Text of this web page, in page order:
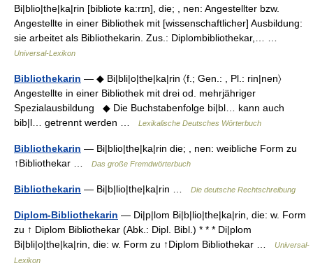
Bi|blio|the|ka|rin [bibliote ka:rɪn], die; , nen: Angestellter bzw.
Angestellte in einer Bibliothek mit [wissenschaftlicher] Ausbildung:
sie arbeitet als Bibliothekarin. Zus.: Diplombibliothekar,… …
Universal-Lexikon
Bibliothekarin — ◆ Bi|bli|o|the|ka|rin 〈f.; Gen.: , Pl.: rin|nen〉
Angestellte in einer Bibliothek mit drei od. mehrjähriger
Spezialausbildung ◆ Die Buchstabenfolge bi|bl… kann auch
bib|l… getrennt werden …
Lexikalische Deutsches Wörterbuch
Bibliothekarin — Bi|blio|the|ka|rin die; , nen: weibliche Form zu
↑Bibliothekar …
Das große Fremdwörterbuch
Bibliothekarin — Bi|b|lio|the|ka|rin … Die deutsche Rechtschreibung
Diplom-Bibliothekarin — Di|p|lom Bi|b|lio|the|ka|rin, die: w. Form
zu ↑ Diplom Bibliothekar (Abk.: Dipl. Bibl.) * * * Di|plom
Bi|bli|o|the|ka|rin, die: w. Form zu ↑Diplom Bibliothekar …
Universal-
Lexikon